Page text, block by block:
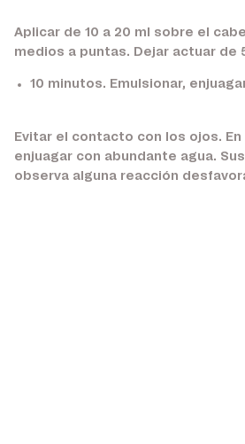
Aplicar de 10 a 20 ml sobre el
medios a puntas. Dejar actuar de
10 minutos. Emulsionar,
Evitar el contacto con los ojos.
enjuagar con abundante agua.
observa alguna reacción